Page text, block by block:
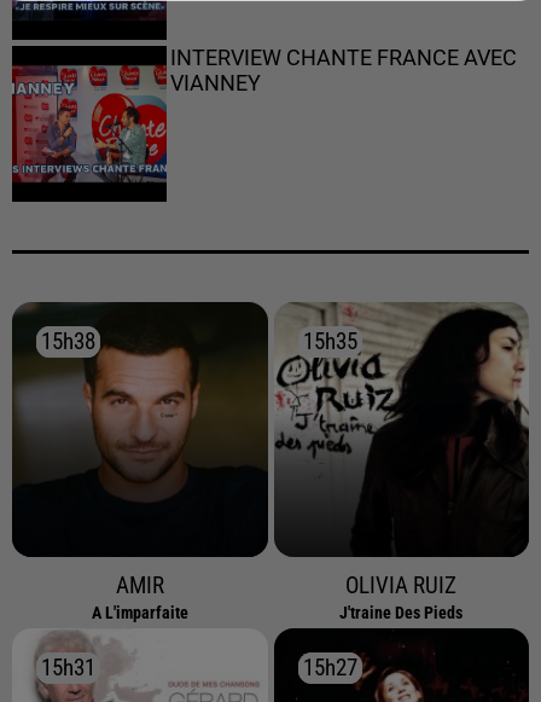
INTERVIEW CHANTE FRANCE AVEC
VIANNEY
15h38
15h38
AMIR
A L'imparfaite
15h35
15h35
OLIVIA RUIZ
J'traine Des Pieds
15h31
15h31 15h27
15h27